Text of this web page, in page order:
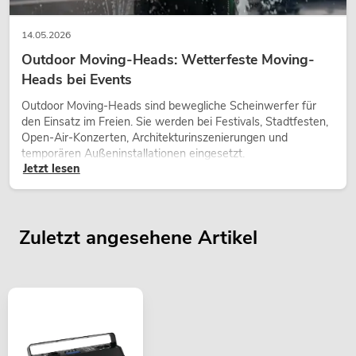
14.05.2026
Outdoor Moving-Heads: Wetterfeste Moving-
Heads bei Events
Outdoor Moving-Heads sind bewegliche Scheinwerfer für
den Einsatz im Freien. Sie werden bei Festivals, Stadtfesten,
Open-Air-Konzerten, Architekturinszenierungen und
temporären Außeninstallationen eingesetzt.
Jetzt lesen
Zuletzt angesehene Artikel